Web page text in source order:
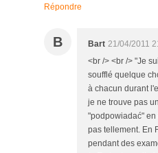
Répondre
B Bart 21/04/2011
<br /> <br /> "Je
soufflé quelque
à chacun durant
je ne trouve pas
"podpowiadać" en
pas tellement. En
pendant des